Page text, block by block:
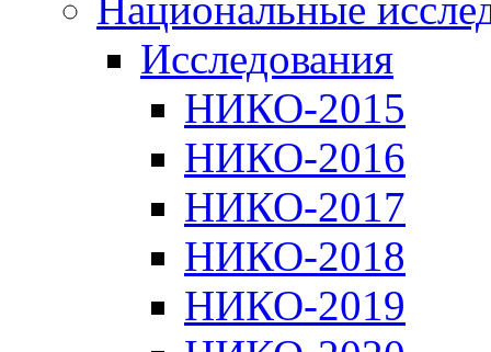
Исследования
НИКО-2015
НИКО-2016
НИКО-2017
НИКО-2018
НИКО-2019